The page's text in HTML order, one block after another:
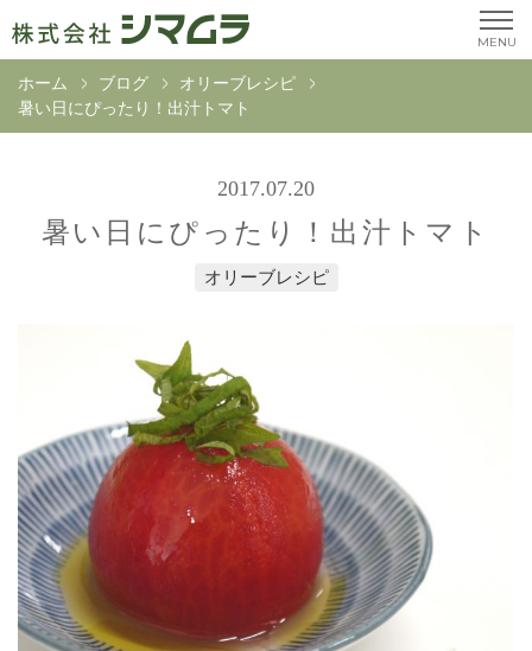
MENU
ホーム ブログ
オリーブレシピ
暑い日にぴったり！出汁トマト
2017.07.20
暑い日にぴったり！出汁トマト
オリーブレシピ